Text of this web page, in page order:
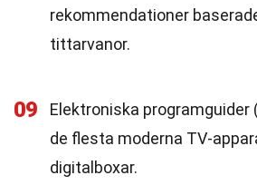
rekommendationer
tittarvanor.
09
Elektroniska programguider
de flesta moderna TV-
digitalboxar.